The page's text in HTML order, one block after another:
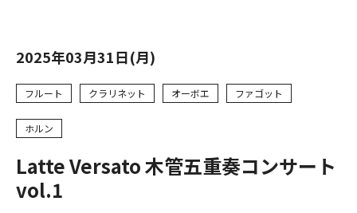
2025年03月31日(月)
フルート クラリネット オーボエ ファゴット
ホルン
Latte Versato 木管五重奏コンサート
vol.1